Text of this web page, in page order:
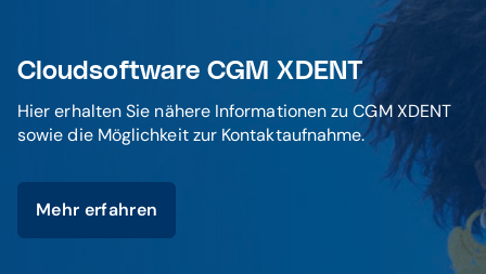
Cloudsoftware CGM XDENT
Hier erhalten Sie nähere Informationen zu CGM XDENT
sowie die Möglichkeit zur Kontaktaufnahme.
Mehr erfahren